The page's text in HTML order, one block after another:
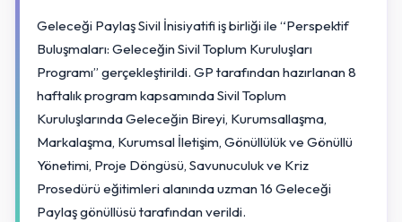
Geleceği Paylaş Sivil İnisiyatifi iş birliği ile “Perspektif
Buluşmaları: Geleceğin Sivil Toplum Kuruluşları
Programı” gerçekleştirildi. GP tarafından hazırlanan 8
haftalık program kapsamında Sivil Toplum
Kuruluşlarında Geleceğin Bireyi, Kurumsallaşma,
Markalaşma, Kurumsal İletişim, Gönüllülük ve Gönüllü
Yönetimi, Proje Döngüsü, Savunuculuk ve Kriz
Prosedürü eğitimleri alanında uzman 16 Geleceği
Paylaş gönüllüsü tarafından verildi.